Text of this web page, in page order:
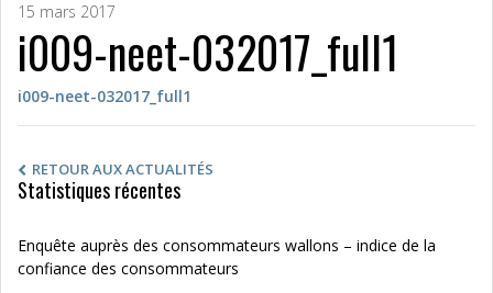
15 mars 2017
i009-neet-032017_full1
i009-neet-032017_full1
RETOUR AUX ACTUALITÉS
Statistiques récentes
Enquête auprès des consommateurs wallons – indice de la
confiance des consommateurs